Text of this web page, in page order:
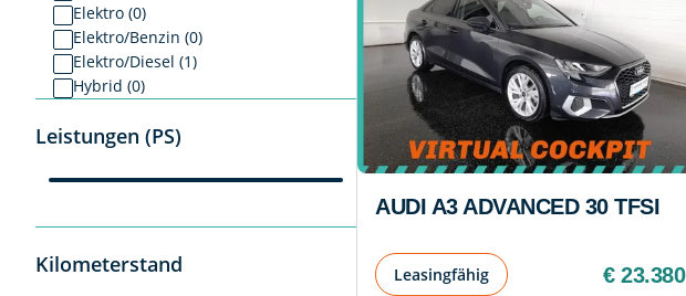
Elektro (0)
Elektro/Benzin (0)
Elektro/Diesel (1)
Hybrid (0)
Leistungen (PS)
Kilometerstand
AUDI A3 ADVANCED 30 TFSI
Leasingfähig € 23.380